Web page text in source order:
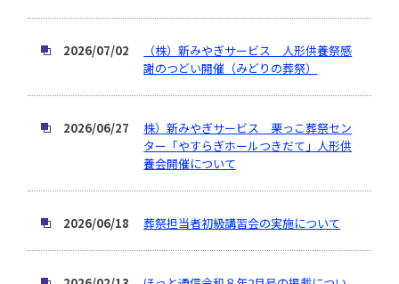
2026/07/02
（株）新みやぎサービス 人形供養祭感
謝のつどい開催（みどりの葬祭）
2026/06/27
株）新みやぎサービス 栗っこ葬祭セン
ター「やすらぎホールつきだて」人形供
養会開催について
2026/06/18 葬祭担当者初級講習会の実施について